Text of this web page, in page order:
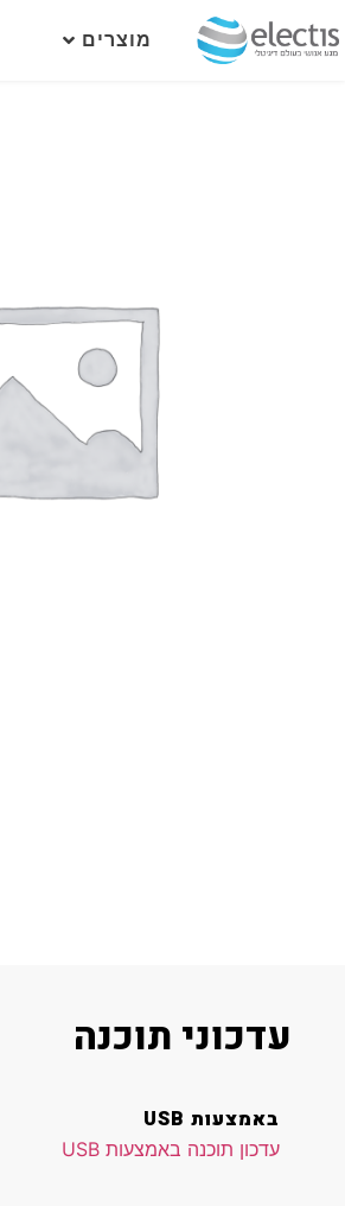
מוצרים
עדכוני תוכנה
באמצעות USB
עדכון תוכנה באמצעות USB